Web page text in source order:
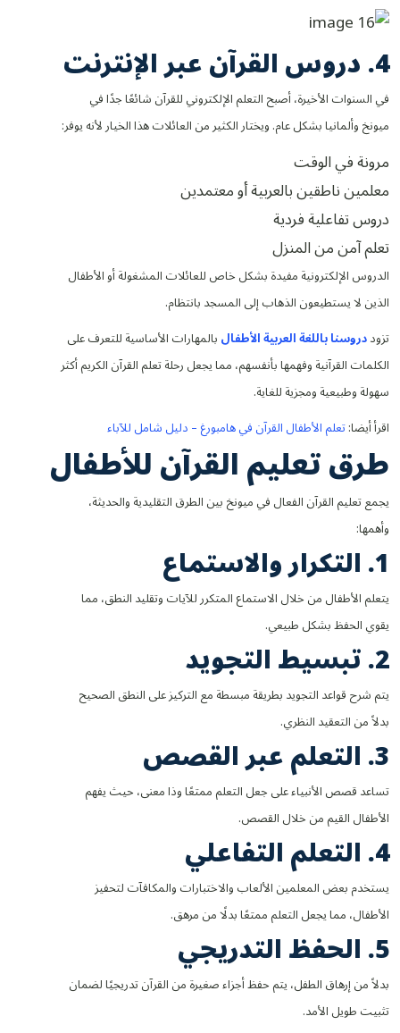
4. دروس القرآن عبر الإنترنت
في السنوات الأخيرة، أصبح التعلم الإلكتروني للقرآن شائعًا جدًا في
ميونخ وألمانيا بشكل عام. ويختار الكثير من العائلات هذا الخيار لأنه يوفر:
مرونة في الوقت
معلمين ناطقين بالعربية أو معتمدين
دروس تفاعلية فردية
تعلم آمن من المنزل
الدروس الإلكترونية مفيدة بشكل خاص للعائلات المشغولة أو الأطفال
الذين لا يستطيعون الذهاب إلى المسجد بانتظام.
تزوددروسنا باللغة العربية الأطفالبالمهارات الأساسية للتعرف على
الكلمات القرآنية وفهمها بأنفسهم، مما يجعل رحلة تعلم القرآن الكريم أكثر
سهولة وطبيعية ومجزية للغاية.
اقرأ أيضا:تعلم الأطفال القرآن في هامبورغ – دليل شامل للآباء
طرق تعليم القرآن للأطفال
يجمع تعليم القرآن الفعال في ميونخ بين الطرق التقليدية والحديثة،
وأهمها:
1. التكرار والاستماع
يتعلم الأطفال من خلال الاستماع المتكرر للآيات وتقليد النطق، مما
يقوي الحفظ بشكل طبيعي.
2. تبسيط التجويد
يتم شرح قواعد التجويد بطريقة مبسطة مع التركيز على النطق الصحيح
بدلاً من التعقيد النظري.
3. التعلم عبر القصص
تساعد قصص الأنبياء على جعل التعلم ممتعًا وذا معنى، حيث يفهم
الأطفال القيم من خلال القصص.
4. التعلم التفاعلي
يستخدم بعض المعلمين الألعاب والاختبارات والمكافآت لتحفيز
الأطفال، مما يجعل التعلم ممتعًا بدلًا من مرهق.
5. الحفظ التدريجي
بدلاً من إرهاق الطفل، يتم حفظ أجزاء صغيرة من القرآن تدريجيًا لضمان
تثبيت طويل الأمد.